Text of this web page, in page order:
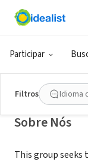
Participar
Filtros Idioma
ONG (SETOR
Sobre Nós
This group